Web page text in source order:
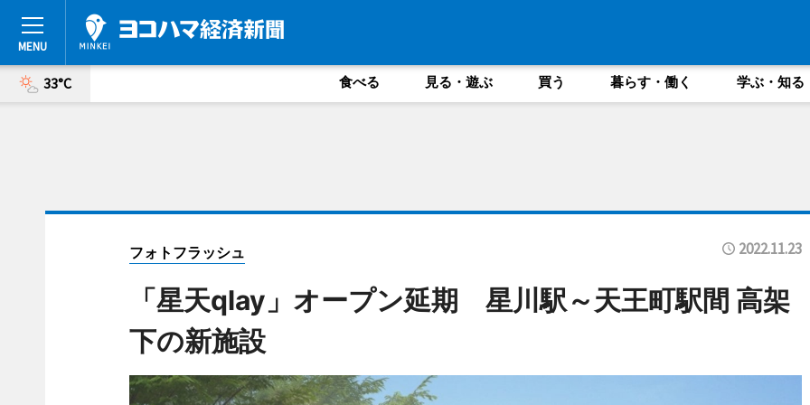
33°C 食べる 見る・遊ぶ 買う 暮らす・働く 学ぶ・知る
フォトフラッシュ 2022.11.23
「星天qlay」オープン延期 星川駅～天王町駅間 高架
下の新施設